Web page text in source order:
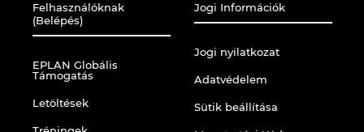
Felhasználóknak
(Belépés)
EPLAN Globális
Támogatás
Letöltések
Jogi Információk
Jogi nyilatkozat
Adatvédelem
Sütik beállítása
India
Ireland